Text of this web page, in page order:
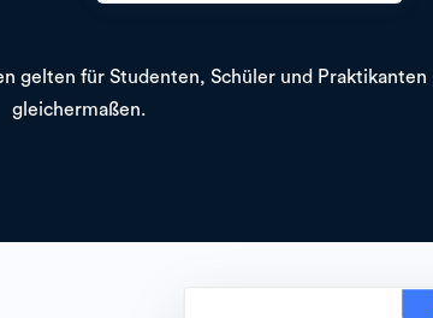
gelten für Studenten, Schüler und Praktikanten
gleichermaßen.